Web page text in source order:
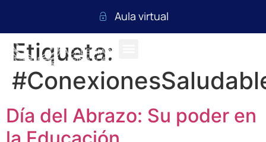
Aula virtual
Etiqueta:
Día del Abrazo: Su poder en